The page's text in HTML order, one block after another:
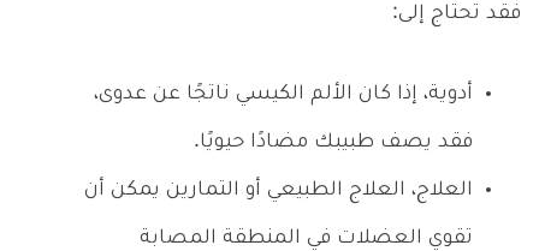
فقد تحتاج إلى:
أدوية، إذا كان الألم الكيسي ناتجًا عن عدوى،
فقد يصف طبيبك مضادًا حيويًا.
العلاج، العلاج الطبيعي أو التمارين يمكن أن
تقوي العضلات في المنطقة المصابة